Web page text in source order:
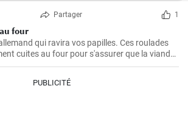
Partager 1
four
qui ravira vos papilles. Ces roulades
cuites au four pour s'assurer que la viande
alors que la garniture est imprégnée des
oignons et des cornichons
PUBLICITÉ